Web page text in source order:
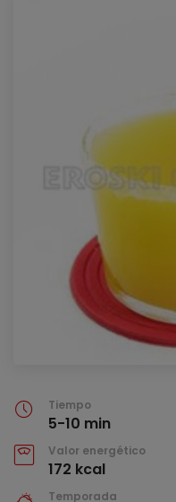
Tiempo
5-10 min
Valor energético
172 kcal
Temporada